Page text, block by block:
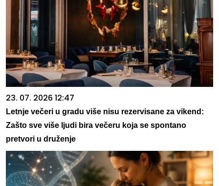
23. 07. 2026 12:47
Letnje večeri u gradu više nisu rezervisane za vikend:
Zašto sve više ljudi bira večeru koja se spontano
pretvori u druženje